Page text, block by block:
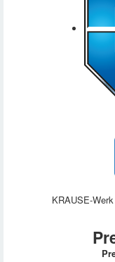
KRAUSE-